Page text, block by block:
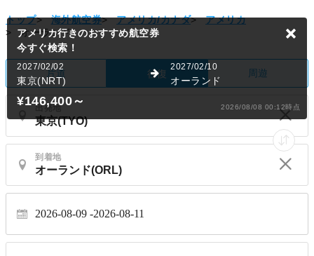
トップ> 海外航空券> アメリカ/カナダ>
アメリカ
>
オーランド
片道 往復 周遊
出発地
到着地
2026-08-09 2026-08-11
アメリカ行きのおすすめ航空券
今すぐ検索！
2027/02/02
東京(NRT)
2027/02/10
オーランド
¥146,400～ 2026/08/08 00:12時点